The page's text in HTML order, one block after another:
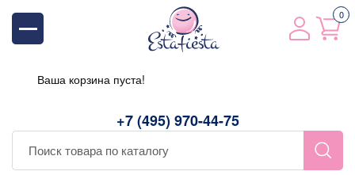
+7 (495) 970-44-75
0
Ваша корзина пуста!